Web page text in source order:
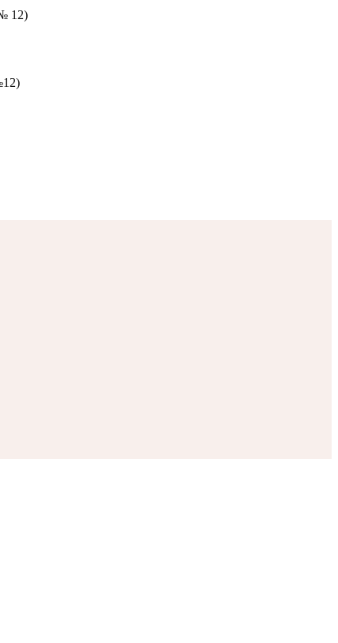
12)